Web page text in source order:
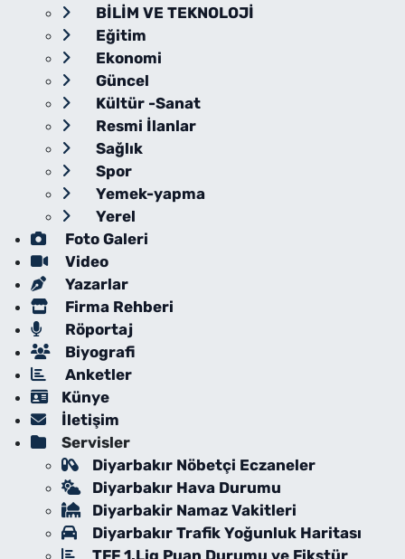
BİLİM VE TEKNOLOJİ
Eğitim
Ekonomi
Güncel
Kültür -Sanat
Resmi İlanlar
Sağlık
Spor
Yemek-yapma
Yerel
Foto Galeri
Video
Yazarlar
Firma Rehberi
Röportaj
Biyografi
Anketler
Künye
İletişim
Servisler
Diyarbakır Nöbetçi Eczaneler
Diyarbakır Hava Durumu
Diyarbakir Namaz Vakitleri
Diyarbakır Trafik Yoğunluk Haritası
TFF 1.Lig Puan Durumu ve Fikstür